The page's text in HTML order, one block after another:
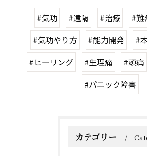
#気功 #遠隔 #治療 #難
#気功やり方
#能力開発
#
#ヒーリング
#生理痛 #頭痛
#パニック障害
カテゴリー